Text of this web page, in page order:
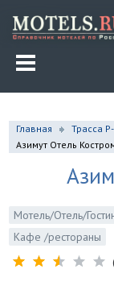
Главная Трасса
Азимут Отель
Мотель/Отель/
Кафе /рестораны